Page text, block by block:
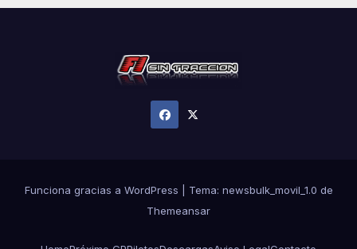
Funciona gracias a WordPress Tema: newsbulk_movil_1.0 de
Themeansar